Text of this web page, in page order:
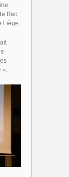
Bac
Liège.
».